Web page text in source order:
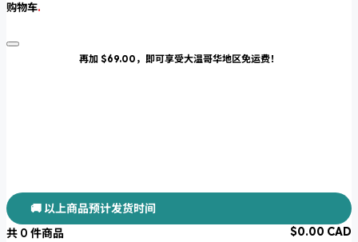
购物车.
再加 $69.00，即可享受大温哥华地区免运费！
🚚 以上商品预计发货时间
共 0 件商品 $0.00 CAD